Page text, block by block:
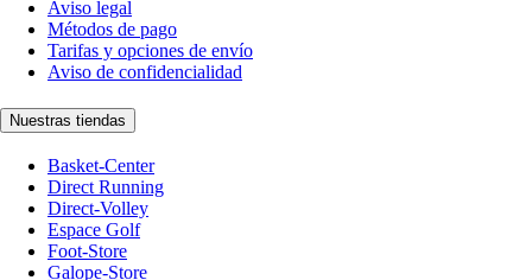
Aviso legal
Métodos de pago
Tarifas y opciones de envío
Aviso de confidencialidad
Nuestras tiendas
Basket-Center
Direct Running
Direct-Volley
Espace Golf
Foot-Store
Galope-Store